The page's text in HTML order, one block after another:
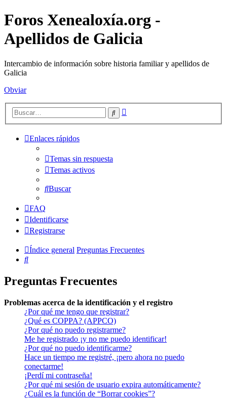
Foros Xenealoxía.org -
Apellidos de Galicia
Intercambio de información sobre historia familiar y apellidos de
Galicia
Obviar
Buscar
Enlaces rápidos
Temas sin respuesta
Temas activos
Buscar
FAQ
Identificarse
Registrarse
Índice general Preguntas Frecuentes
Buscar
Preguntas Frecuentes
Problemas acerca de la identificación y el registro
¿Por qué me tengo que registrar?
¿Qué es COPPA? (APPCO)
¿Por qué no puedo registrarme?
Me he registrado ¡y no me puedo identificar!
¿Por qué no puedo identificarme?
Hace un tiempo me registré, ¡pero ahora no puedo
conectarme!
¡Perdí mi contraseña!
¿Por qué mi sesión de usuario expira automáticamente?
¿Cuál es la función de “Borrar cookies”?